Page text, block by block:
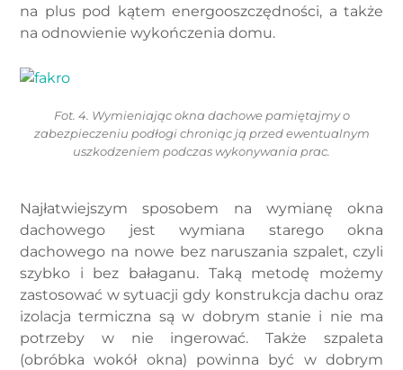
na plus pod kątem energooszczędności, a także
na odnowienie wykończenia domu.
Fot. 4. Wymieniając okna dachowe pamiętajmy o
zabezpieczeniu podłogi chroniąc ją przed ewentualnym
uszkodzeniem podczas wykonywania prac.
Najłatwiejszym sposobem na wymianę okna
dachowego jest wymiana starego okna
dachowego na nowe bez naruszania szpalet, czyli
szybko i bez bałaganu. Taką metodę możemy
zastosować w sytuacji gdy konstrukcja dachu oraz
izolacja termiczna są w dobrym stanie i nie ma
potrzeby w nie ingerować. Także szpaleta
(obróbka wokół okna) powinna być w dobrym